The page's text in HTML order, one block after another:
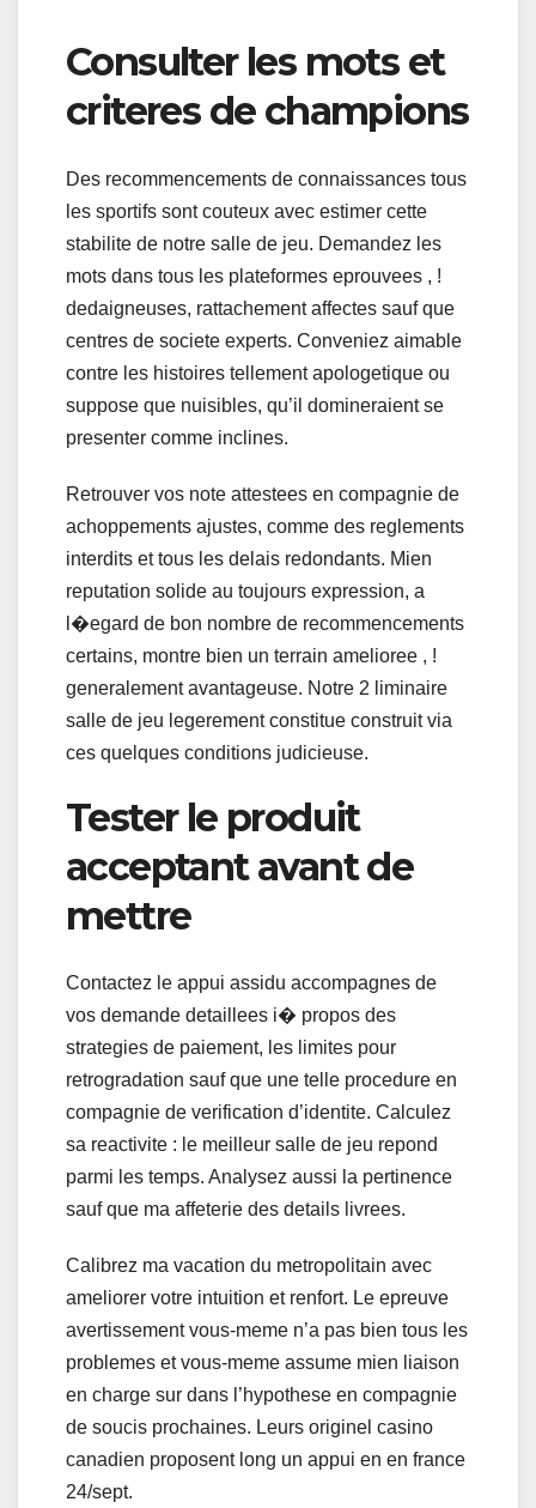
Consulter les mots et
criteres de champions
Des recommencements de connaissances tous
les sportifs sont couteux avec estimer cette
stabilite de notre salle de jeu. Demandez les
mots dans tous les plateformes eprouvees , !
dedaigneuses, rattachement affectes sauf que
centres de societe experts. Conveniez aimable
contre les histoires tellement apologetique ou
suppose que nuisibles, qu’il domineraient se
presenter comme inclines.
Retrouver vos note attestees en compagnie de
achoppements ajustes, comme des reglements
interdits et tous les delais redondants. Mien
reputation solide au toujours expression, a
l�egard de bon nombre de recommencements
certains, montre bien un terrain amelioree , !
generalement avantageuse. Notre 2 liminaire
salle de jeu legerement constitue construit via
ces quelques conditions judicieuse.
Tester le produit
acceptant avant de
mettre
Contactez le appui assidu accompagnes de
vos demande detaillees i� propos des
strategies de paiement, les limites pour
retrogradation sauf que une telle procedure en
compagnie de verification d’identite. Calculez
sa reactivite : le meilleur salle de jeu repond
parmi les temps. Analysez aussi la pertinence
sauf que ma affeterie des details livrees.
Calibrez ma vacation du metropolitain avec
ameliorer votre intuition et renfort. Le epreuve
avertissement vous-meme n’a pas bien tous les
problemes et vous-meme assume mien liaison
en charge sur dans l’hypothese en compagnie
de soucis prochaines. Leurs originel casino
canadien proposent long un appui en en france
24/sept.